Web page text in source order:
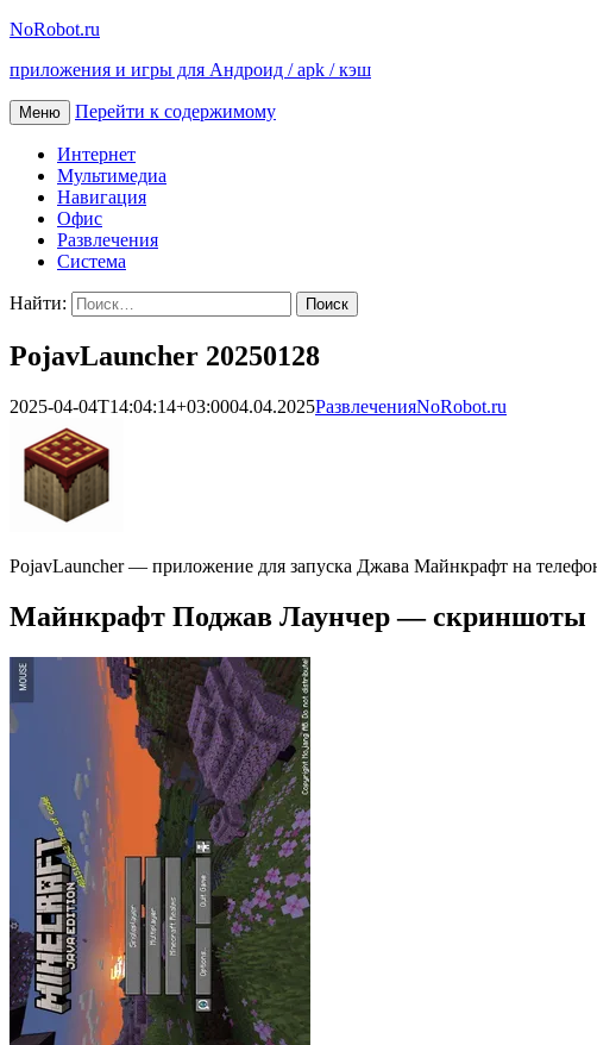
NoRobot.ru
приложения и игры для Андроид / apk / кэш
Меню Перейти к содержимому
Интернет
Мультимедиа
Навигация
Офис
Развлечения
Система
Найти:
PojavLauncher 20250128
2025-04-04T14:04:14+03:0004.04.2025РазвлеченияNoRobot.ru
PojavLauncher — приложение для запуска Джава Майнкрафт на
Майнкрафт Поджав Лаунчер — скриншоты